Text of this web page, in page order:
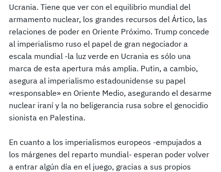
Ucrania. Tiene que ver con el equilibrio mundial del
armamento nuclear, los grandes recursos del Ártico, las
relaciones de poder en Oriente Próximo. Trump concede
al imperialismo ruso el papel de gran negociador a
escala mundial -la luz verde en Ucrania es sólo una
marca de esta apertura más amplia. Putin, a cambio,
asegura al imperialismo estadounidense su papel
«responsable» en Oriente Medio, asegurando el desarme
nuclear iraní y la no beligerancia rusa sobre el genocidio
sionista en Palestina.
En cuanto a los imperialismos europeos -empujados a
los márgenes del reparto mundial- esperan poder volver
a entrar algún día en el juego, gracias a sus propios